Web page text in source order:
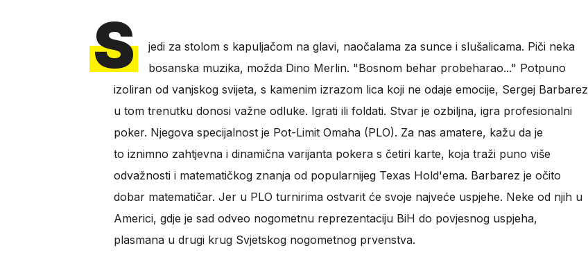
S
jedi za stolom s kapuljačom na glavi, naočalama za sunce i slušalicama. Piči neka
bosanska muzika, možda Dino Merlin. "Bosnom behar probeharao..." Potpuno
izoliran od vanjskog svijeta, s kamenim izrazom lica koji ne odaje emocije, Sergej Barbarez
u tom trenutku donosi važne odluke. Igrati ili foldati. Stvar je ozbiljna, igra profesionalni
poker. Njegova specijalnost je Pot-Limit Omaha (PLO). Za nas amatere, kažu da je
to iznimno zahtjevna i dinamična varijanta pokera s četiri karte, koja traži puno više
odvažnosti i matematičkog znanja od popularnijeg Texas Hold'ema. Barbarez je očito
dobar matematičar. Jer u PLO turnirima ostvarit će svoje najveće uspjehe. Neke od njih u
Americi, gdje je sad odveo nogometnu reprezentaciju BiH do povjesnog uspjeha,
plasmana u drugi krug Svjetskog nogometnog prvenstva.